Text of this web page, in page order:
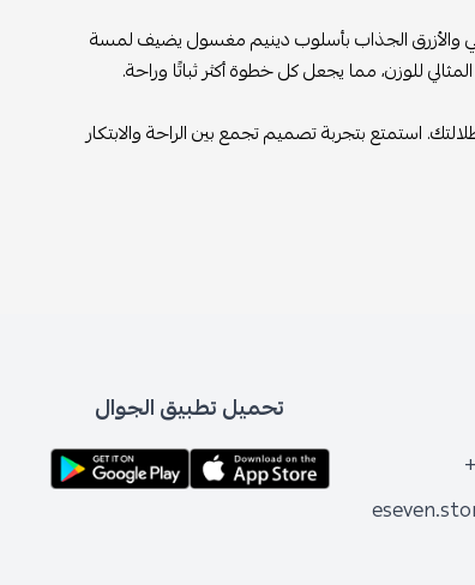
والأزرق الجذاب بأسلوب دينيم مغسول يضيف لمسة
للوزن، مما يجعل كل خطوة أكثر ثباتًا وراحة.
استمتع بتجربة تصميم تجمع بين الراحة والابتكار
تحميل تطبيق الجوال